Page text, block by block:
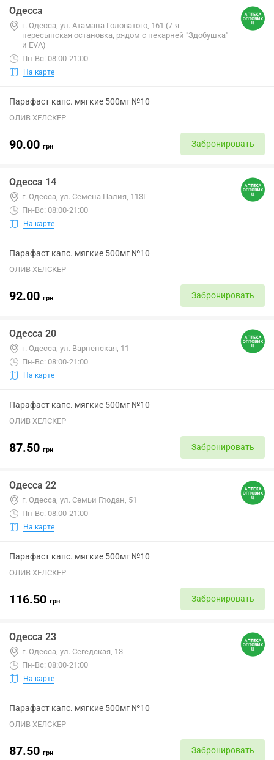
Одесса
г. Одесса, ул. Атамана Головатого, 161 (7-я
пересыпская остановка, рядом с пекарней "Здобушка"
и EVA)
Пн-Вс: 08:00-21:00
На карте
Парафаст капс. мягкие 500мг №10
ОЛИВ ХЕЛСКЕР
90.00 грн Забронировать
Одесса 14
г. Одесса, ул. Семена Палия, 113Г
Пн-Вс: 08:00-21:00
На карте
Парафаст капс. мягкие 500мг №10
ОЛИВ ХЕЛСКЕР
92.00 грн Забронировать
Одесса 20
г. Одесса, ул. Варненская, 11
Пн-Вс: 08:00-21:00
На карте
Парафаст капс. мягкие 500мг №10
ОЛИВ ХЕЛСКЕР
87.50 грн Забронировать
Одесса 22
г. Одесса, ул. Семьи Глодан, 51
Пн-Вс: 08:00-21:00
На карте
Парафаст капс. мягкие 500мг №10
ОЛИВ ХЕЛСКЕР
116.50 грн Забронировать
Одесса 23
г. Одесса, ул. Сегедская, 13
Пн-Вс: 08:00-21:00
На карте
Парафаст капс. мягкие 500мг №10
ОЛИВ ХЕЛСКЕР
87.50 грн Забронировать